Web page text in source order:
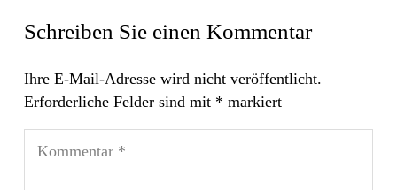
Schreiben Sie einen Kommentar
Ihre E-Mail-Adresse wird nicht veröffentlicht.
Erforderliche Felder sind mit * markiert